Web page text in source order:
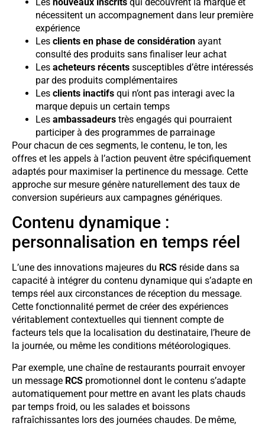
nécessitent un accompagnement dans leur première
expérience
Les clients en phase de considération ayant
consulté des produits sans finaliser leur achat
Les acheteurs récents susceptibles d’être intéressés
par des produits complémentaires
Les clients inactifs qui n’ont pas interagi avec la
marque depuis un certain temps
Les ambassadeurs très engagés qui pourraient
participer à des programmes de parrainage
Pour chacun de ces segments, le contenu, le ton, les
offres et les appels à l’action peuvent être spécifiquement
adaptés pour maximiser la pertinence du message. Cette
approche sur mesure génère naturellement des taux de
conversion supérieurs aux campagnes génériques.
Contenu dynamique :
personnalisation en temps réel
L’une des innovations majeures du RCS réside dans sa
capacité à intégrer du contenu dynamique qui s’adapte en
temps réel aux circonstances de réception du message.
Cette fonctionnalité permet de créer des expériences
véritablement contextuelles qui tiennent compte de
facteurs tels que la localisation du destinataire, l’heure de
la journée, ou même les conditions météorologiques.
Par exemple, une chaîne de restaurants pourrait envoyer
un message RCS promotionnel dont le contenu s’adapte
automatiquement pour mettre en avant les plats chauds
par temps froid, ou les salades et boissons
rafraîchissantes lors des journées chaudes. De même,